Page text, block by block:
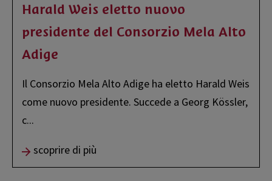
Harald Weis eletto nuovo
presidente del Consorzio Mela Alto
Adige
Il Consorzio Mela Alto Adige ha eletto Harald Weis
come nuovo presidente. Succede a Georg Kössler,
c...
scoprire di più